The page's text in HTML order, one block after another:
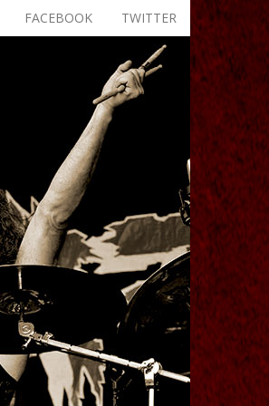
TWITTER
FACEBOOK